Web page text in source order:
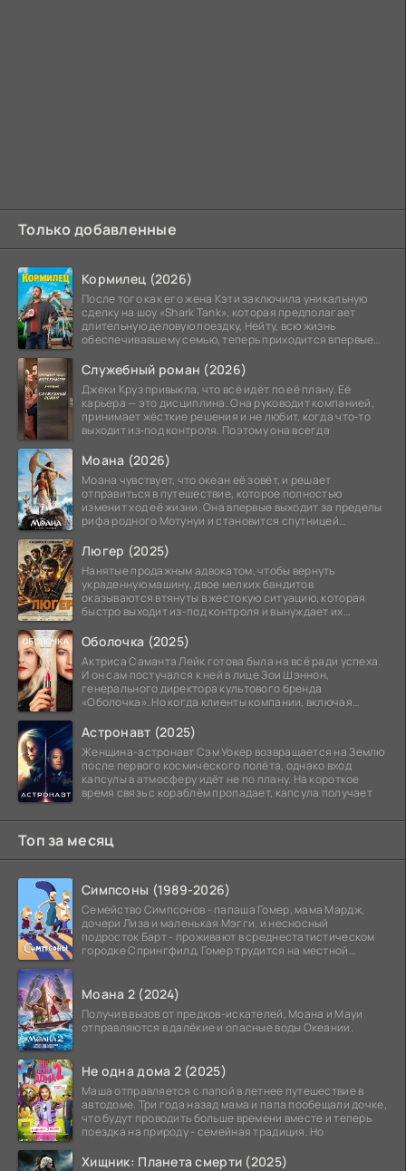
Только добавленные
Кормилец (2026)
После того как его жена Кэти заключила уникальную
сделку на шоу «Shark Tank», которая предполагает
длительную деловую поездку, Нейту, всю жизнь
обеспечивавшему семью, теперь приходится впервые
Служебный роман (2026)
Джеки Круз привыкла, что всё идёт по её плану. Её
карьера — это дисциплина. Она руководит компанией,
принимает жёсткие решения и не любит, когда что‑то
выходит из‑под контроля. Поэтому она всегда
Моана (2026)
Моана чувствует, что океан её зовёт, и решает
отправиться в путешествие, которое полностью
изменит ход её жизни. Она впервые выходит за пределы
рифа родного Мотунуи и становится спутницей
Люгер (2025)
Нанятые продажным адвокатом, чтобы вернуть
украденную машину, двое мелких бандитов
оказываются втянуты в жестокую ситуацию, которая
быстро выходит из-под контроля и вынуждает их
Оболочка (2025)
Актриса Саманта Лейк готова была на всё ради успеха.
И он сам постучался к ней в лице Зои Шэннон,
генерального директора культового бренда
«Оболочка». Но когда клиенты компании, включая
Астронавт (2025)
Женщина-астронавт Сэм Уокер возвращается на Землю
после первого космического полёта, однако вход
капсулы в атмосферу идёт не по плану. На короткое
время связь с кораблём пропадает, капсула получает
Топ за месяц
Симпсоны (1989-2026)
Семейство Симпсонов - папаша Гомер, мама Мардж,
дочери Лиза и маленькая Мэгги, и несносный
подросток Барт - проживают в среднестатистическом
городке Спрингфилд. Гомер трудится на местной
Моана 2 (2024)
Получив вызов от предков-искателей, Моана и Мауи
отправляются в далёкие и опасные воды Океании.
Не одна дома 2 (2025)
Маша отправляется с папой в летнее путешествие в
автодоме. Три года назад мама и папа пообещали дочке,
что будут проводить больше времени вместе и теперь
поездка на природу - семейная традиция. Но
Хищник: Планета смерти (2025)